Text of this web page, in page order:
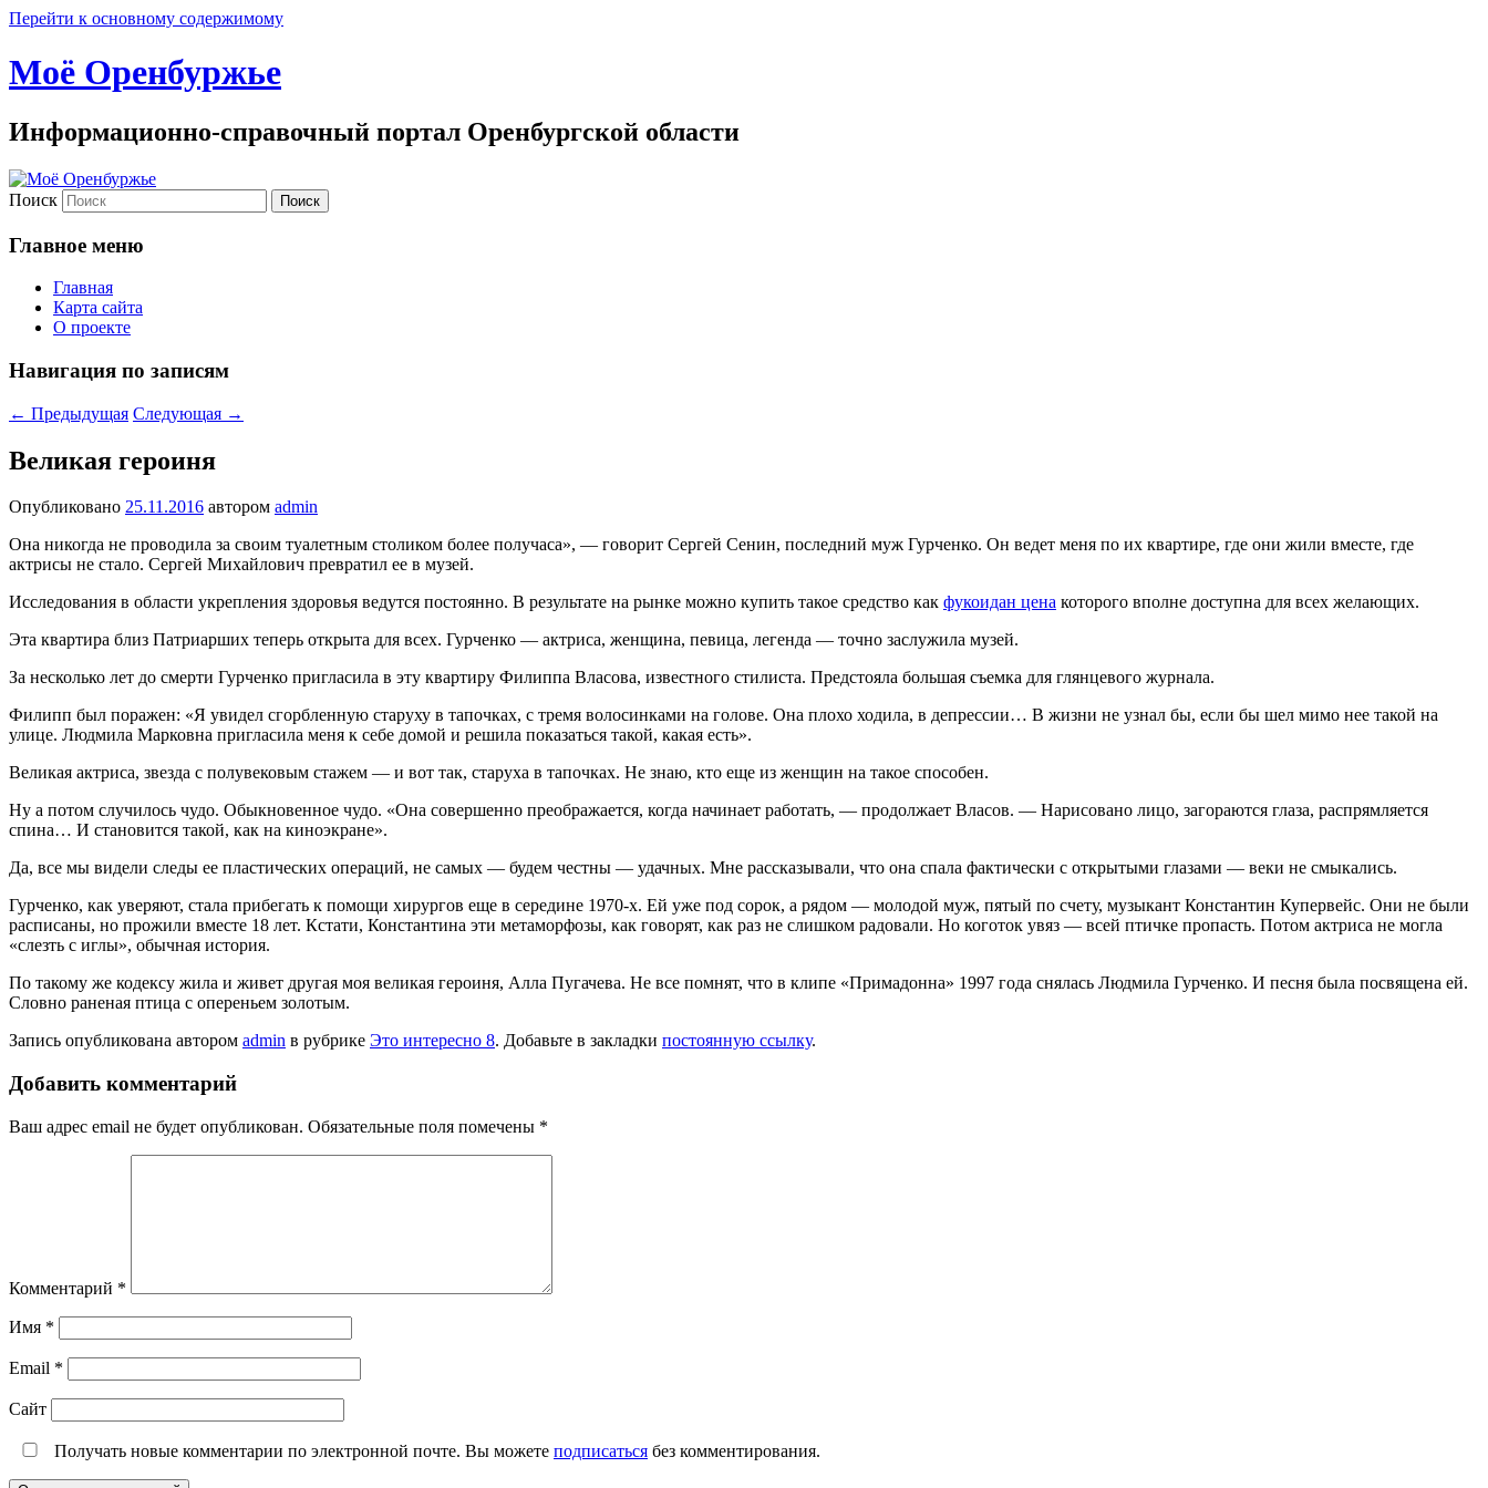
Перейти к основному содержимому
Моё Оренбуржье
Информационно-справочный портал Оренбургской области
Поиск
Главное меню
Главная
Карта сайта
О проекте
Навигация по записям
← Предыдущая Следующая →
Великая героиня
Опубликовано 25.11.2016 автором admin
Она никогда не прово­дила за своим туалет­ным столиком более получаса», — гово­рит Сергей Сенин, последний муж Гур­ченко. Он ведет меня по их квартире, где они жили вместе, где
актрисы не стало. Сергей Михайлович превратил ее в музей.
Исследования в области укрепления здоровья ведутся постоянно. В результате на рынке можно купить такое средство как фукоидан цена которого вполне доступна для всех желающих.
Эта квартира близ Патриарших теперь открыта для всех. Гурченко — актриса, женщина, певица, легенда — точно заслужила музей.
За несколько лет до смерти Гурчен­ко пригласила в эту квартиру Фи­липпа Власова, известного стилиста. Предстояла большая съемка для глян­цевого журнала.
Филипп был поражен: «Я уви­дел сгорбленную старуху в тапочках, с тремя волосинками на голове. Она плохо ходила, в депрессии… В жизни не узнал бы, если бы шел мимо нее такой на
улице. Людмила Марковна пригла­сила меня к себе домой и решила пока­заться такой, какая есть».
Великая актриса, звезда с полу­вековым стажем — и вот так, старуха в тапочках. Не знаю, кто еще из жен­щин на такое способен.
Ну а потом случилось чудо. Обык­новенное чудо. «Она совершенно пре­ображается, когда начинает работать, — продолжает Власов. — Нарисовано лицо, загораются глаза, распрямля­ется
спина… И становится такой, как на киноэкране».
Да, все мы видели следы ее пласти­ческих операций, не самых — будем честны — удачных. Мне рассказывали, что она спала фактически с открытыми глазами — веки не смыкались.
Гурченко, как уверяют, стала при­бегать к помощи хирургов еще в сере­дине 1970-х. Ей уже под сорок, а ря­дом — молодой муж, пятый по счету, музыкант Константин Купервейс. Они не были
расписаны, но прожили вместе 18 лет. Кстати, Константина эти мета­морфозы, как говорят, как раз не слиш­ком радовали. Но коготок увяз — всей птичке пропасть. Потом актриса не могла
«слезть с иглы», обычная история.
По такому же кодексу жила и живет другая моя великая героиня, Алла Пуга­чева. Не все помнят, что в клипе «При­мадонна» 1997 года снялась Людмила Гурченко. И песня была посвящена ей.
Словно раненая птица с опереньем золотым.
Запись опубликована автором admin в рубрике Это интересно 8. Добавьте в закладки постоянную ссылку.
Добавить комментарий
Ваш адрес email не будет опубликован. Обязательные поля помечены *
Комментарий *
Имя *
Email *
Сайт
Получать новые комментарии по электронной почте. Вы можете подписаться без комментирования.